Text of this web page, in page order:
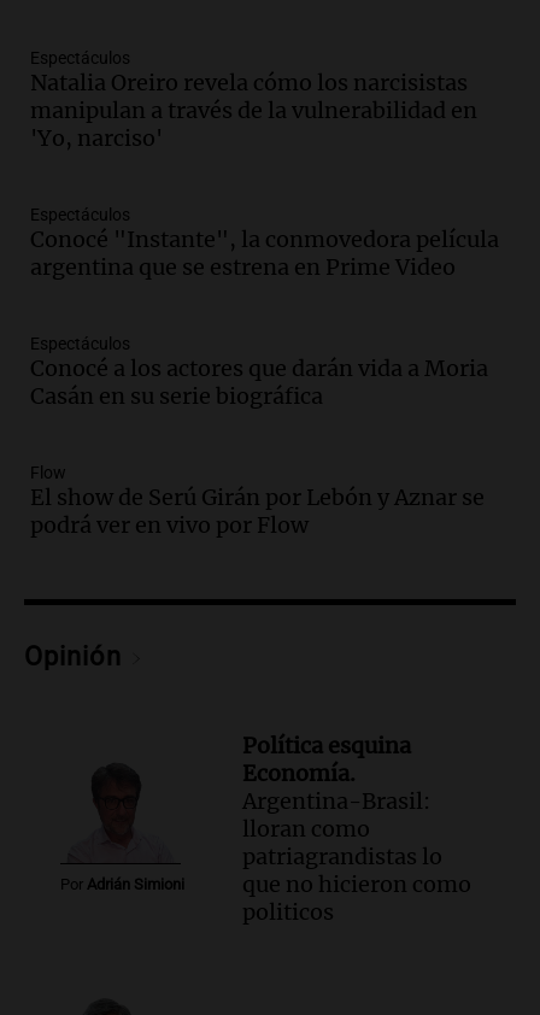
Audio.
la Policía Federal en Córdoba por
irregularidades en procedimientos
Panorama Federal
capacitó en la escuela de oficios y
mantiene la residencia de la UNC
Gajes del Oficio
Audio.
revelan detalles del siniestro en las
Altas Cumbres
Audio.
Carlos Balean recuerda el Papa
Móvil diseñado por su padre para la
visita de Juan Pablo II a Córdoba
diseñado por Renault en Córdoba: un
Audio.
El boom de los drones en el agro:
ya hay casi 4.000 en el campo
Episodios
El recuerdo de la conmovedora
Espectáculos
Natalia Oreiro revela cómo los narcisistas
manipulan a través de la vulnerabilidad en
'Yo, narciso'
Espectáculos
Conocé "Instante", la conmovedora película
argentina que se estrena en Prime Video
Espectáculos
Conocé a los actores que darán vida a Moria
Casán en su serie biográfica
Flow
El show de Serú Girán por Lebón y Aznar se
podrá ver en vivo por Flow
Opinión
Por Adrián Simioni
Política esquina
Economía.
Argentina-Brasil:
lloran como
patriagrandistas lo
que no hicieron como
politicos